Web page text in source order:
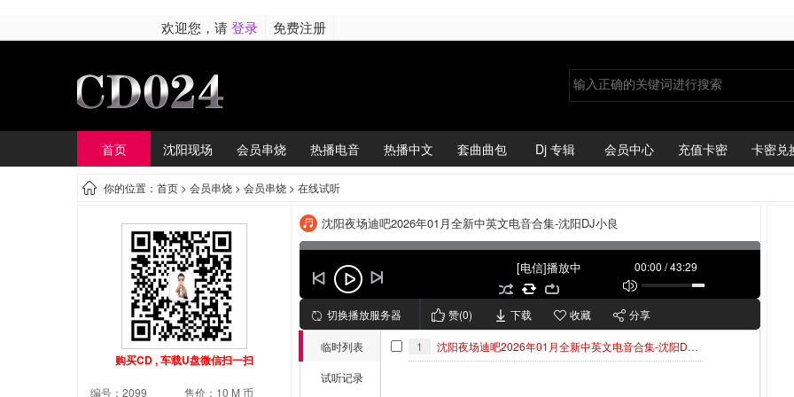
欢迎您，请登录 免费注册
首页 沈阳现场 会员串烧 热播电音 热播中文 套曲曲包 Dj 专辑 会员中心 充值卡密 卡密兑
你的位置：首页 > 会员串烧 > 会员串烧 > 在线试听
购买CD , 车载U盘微信扫一扫
编号：2099
售价：10 M 币
沈阳夜场迪吧2026年01月全新中英文电音合集-沈阳DJ小良
[电信]播放中 00:00 /43:29
切换播放服务器 赞(0) 下载 收藏 分享
临时列表
试听记录
1 沈阳夜场迪吧2026年01月全新中英文电音合集-沈阳DJ小良